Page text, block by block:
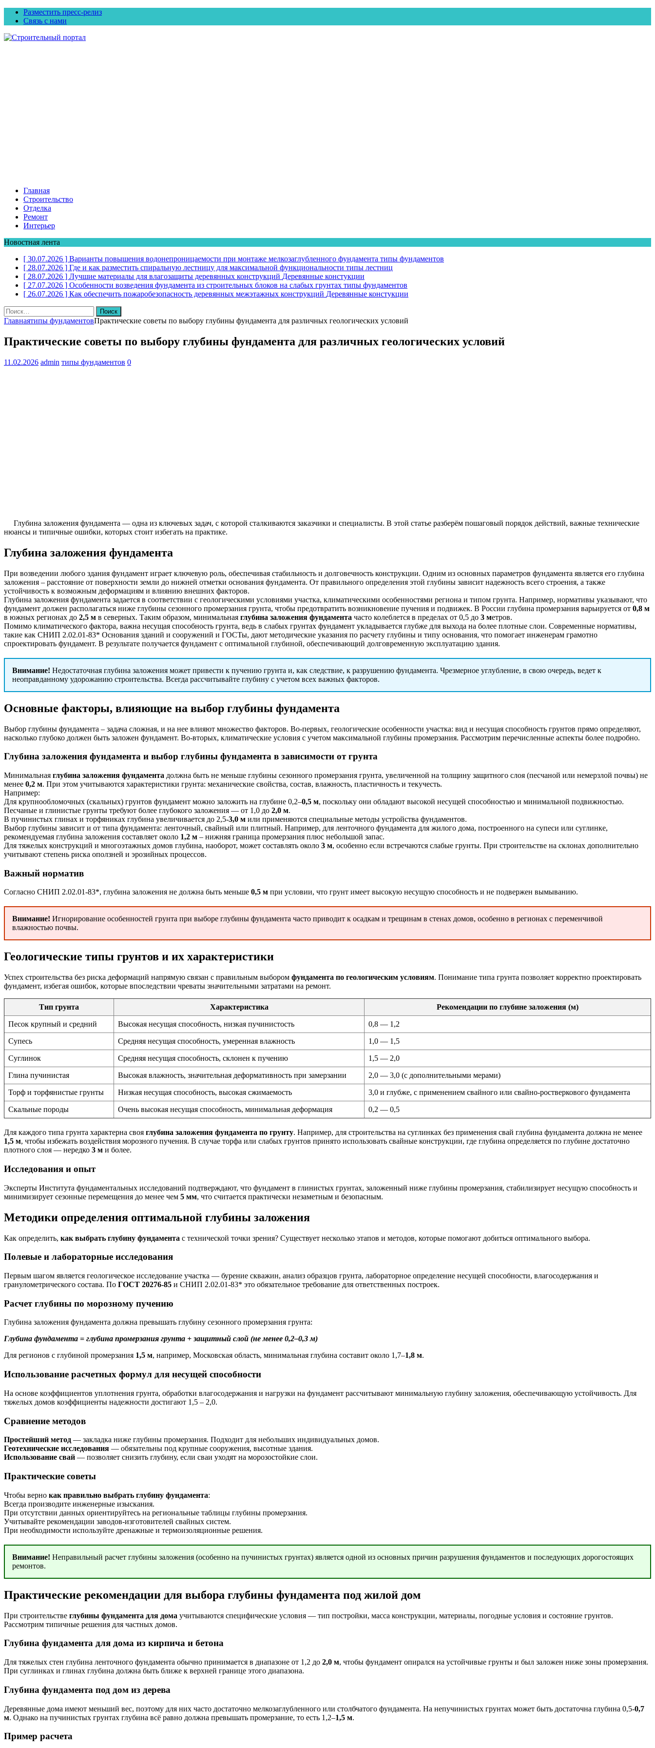
Разместить пресс-релиз
Связь с нами
Главная
Строительство
Отделка
Ремонт
Интерьер
Новостная лента
[ 30.07.2026 ] Варианты повышения водонепроницаемости при монтаже мелкозаглубленного фундамента типы фундаментов
[ 28.07.2026 ] Где и как разместить спиральную лестницу для максимальной функциональности типы лестниц
[ 28.07.2026 ] Лучшие материалы для влагозащиты деревянных конструкций Деревянные констукции
[ 27.07.2026 ] Особенности возведения фундамента из строительных блоков на слабых грунтах типы фундаментов
[ 26.07.2026 ] Как обеспечить пожаробезопасность деревянных межэтажных конструкций Деревянные констукции
Найти:
Главнаятипы фундаментовПрактические советы по выбору глубины фундамента для различных геологических условий
Практические советы по выбору глубины фундамента для различных геологических условий
11.02.2026 admin типы фундаментов 0
Глубина заложения фундамента — одна из ключевых задач, с которой сталкиваются заказчики и специалисты. В этой статье разберём пошаговый порядок действий, важные технические
нюансы и типичные ошибки, которых стоит избегать на практике.
Глубина заложения фундамента
При возведении любого здания фундамент играет ключевую роль, обеспечивая стабильность и долговечность конструкции. Одним из основных параметров фундамента является его глубина
заложения – расстояние от поверхности земли до нижней отметки основания фундамента. От правильного определения этой глубины зависит надежность всего строения, а также
устойчивость к возможным деформациям и влиянию внешних факторов.
Глубина заложения фундамента задается в соответствии с геологическими условиями участка, климатическими особенностями региона и типом грунта. Например, нормативы указывают, что
фундамент должен располагаться ниже глубины сезонного промерзания грунта, чтобы предотвратить возникновение пучения и подвижек. В России глубина промерзания варьируется от 0,8 м
в южных регионах до 2,5 м в северных. Таким образом, минимальная глубина заложения фундамента часто колеблется в пределах от 0,5 до 3 метров.
Помимо климатического фактора, важна несущая способность грунта, ведь в слабых грунтах фундамент укладывается глубже для выхода на более плотные слои. Современные нормативы,
такие как СНИП 2.02.01-83* Основания зданий и сооружений и ГОСТы, дают методические указания по расчету глубины и типу основания, что помогает инженерам грамотно
спроектировать фундамент. В результате получается фундамент с оптимальной глубиной, обеспечивающий долговременную эксплуатацию здания.
Внимание! Недостаточная глубина заложения может привести к пучению грунта и, как следствие, к разрушению фундамента. Чрезмерное углубление, в свою очередь, ведет к
неоправданному удорожанию строительства. Всегда рассчитывайте глубину с учетом всех важных факторов.
Основные факторы, влияющие на выбор глубины фундамента
Выбор глубины фундамента – задача сложная, и на нее влияют множество факторов. Во-первых, геологические особенности участка: вид и несущая способность грунтов прямо определяют,
насколько глубоко должен быть заложен фундамент. Во-вторых, климатические условия с учетом максимальной глубины промерзания. Рассмотрим перечисленные аспекты более подробно.
Глубина заложения фундамента и выбор глубины фундамента в зависимости от грунта
Минимальная глубина заложения фундамента должна быть не меньше глубины сезонного промерзания грунта, увеличенной на толщину защитного слоя (песчаной или немерзлой почвы) не
менее 0,2 м. При этом учитываются характеристики грунта: механические свойства, состав, влажность, пластичность и текучесть.
Например:
Для крупнообломочных (скальных) грунтов фундамент можно заложить на глубине 0,2–0,5 м, поскольку они обладают высокой несущей способностью и минимальной подвижностью.
Песчаные и глинистые грунты требуют более глубокого заложения — от 1,0 до 2,0 м.
В пучинистых глинах и торфяниках глубина увеличивается до 2,5-3,0 м или применяются специальные методы устройства фундаментов.
Выбор глубины зависит и от типа фундамента: ленточный, свайный или плитный. Например, для ленточного фундамента для жилого дома, построенного на супеси или суглинке,
рекомендуемая глубина заложения составляет около 1,2 м – нижняя граница промерзания плюс небольшой запас.
Для тяжелых конструкций и многоэтажных домов глубина, наоборот, может составлять около 3 м, особенно если встречаются слабые грунты. При строительстве на склонах дополнительно
учитывают степень риска оползней и эрозийных процессов.
Важный норматив
Согласно СНИП 2.02.01-83*, глубина заложения не должна быть меньше 0,5 м при условии, что грунт имеет высокую несущую способность и не подвержен вымыванию.
Внимание! Игнорирование особенностей грунта при выборе глубины фундамента часто приводит к осадкам и трещинам в стенах домов, особенно в регионах с переменчивой
влажностью почвы.
Геологические типы грунтов и их характеристики
Успех строительства без риска деформаций напрямую связан с правильным выбором фундамента по геологическим условиям. Понимание типа грунта позволяет корректно проектировать
фундамент, избегая ошибок, которые впоследствии чреваты значительными затратами на ремонт.
Тип грунта Характеристика Рекомендации по глубине заложения (м)
Песок крупный и средний Высокая несущая способность, низкая пучинистость 0,8 — 1,2
Супесь Средняя несущая способность, умеренная влажность 1,0 — 1,5
Суглинок Средняя несущая способность, склонен к пучению 1,5 — 2,0
Глина пучинистая Высокая влажность, значительная деформативность при замерзании 2,0 — 3,0 (с дополнительными мерами)
Торф и торфянистые грунты Низкая несущая способность, высокая сжимаемость 3,0 и глубже, с применением свайного или свайно-ростверкового фундамента
Скальные породы Очень высокая несущая способность, минимальная деформация 0,2 — 0,5
Для каждого типа грунта характерна своя глубина заложения фундамента по грунту. Например, для строительства на суглинках без применения свай глубина фундамента должна не менее
1,5 м, чтобы избежать воздействия морозного пучения. В случае торфа или слабых грунтов принято использовать свайные конструкции, где глубина определяется по глубине достаточно
плотного слоя — нередко 3 м и более.
Исследования и опыт
Эксперты Института фундаментальных исследований подтверждают, что фундамент в глинистых грунтах, заложенный ниже глубины промерзания, стабилизирует несущую способность и
минимизирует сезонные перемещения до менее чем 5 мм, что считается практически незаметным и безопасным.
Методики определения оптимальной глубины заложения
Как определить, как выбрать глубину фундамента с технической точки зрения? Существует несколько этапов и методов, которые помогают добиться оптимального выбора.
Полевые и лабораторные исследования
Первым шагом является геологическое исследование участка — бурение скважин, анализ образцов грунта, лабораторное определение несущей способности, влагосодержания и
гранулометрического состава. По ГОСТ 20276-85 и СНИП 2.02.01-83* это обязательное требование для ответственных построек.
Расчет глубины по морозному пучению
Глубина заложения фундамента должна превышать глубину сезонного промерзания грунта:
Глубина фундамента = глубина промерзания грунта + защитный слой (не менее 0,2–0,3 м)
Для регионов с глубиной промерзания 1,5 м, например, Московская область, минимальная глубина составит около 1,7–1,8 м.
Использование расчетных формул для несущей способности
На основе коэффициентов уплотнения грунта, обработки влагосодержания и нагрузки на фундамент рассчитывают минимальную глубину заложения, обеспечивающую устойчивость. Для
тяжелых домов коэффициенты надежности достигают 1,5 – 2,0.
Сравнение методов
Простейший метод — закладка ниже глубины промерзания. Подходит для небольших индивидуальных домов.
Геотехнические исследования — обязательны под крупные сооружения, высотные здания.
Использование свай — позволяет снизить глубину, если сваи уходят на морозостойкие слои.
Практические советы
Чтобы верно как правильно выбрать глубину фундамента:
Всегда производите инженерные изыскания.
При отсутствии данных ориентируйтесь на региональные таблицы глубины промерзания.
Учитывайте рекомендации заводов-изготовителей свайных систем.
При необходимости используйте дренажные и термоизоляционные решения.
Внимание! Неправильный расчет глубины заложения (особенно на пучинистых грунтах) является одной из основных причин разрушения фундаментов и последующих дорогостоящих
ремонтов.
Практические рекомендации для выбора глубины фундамента под жилой дом
При строительстве глубины фундамента для дома учитываются специфические условия — тип постройки, масса конструкции, материалы, погодные условия и состояние грунтов.
Рассмотрим типичные решения для частных домов.
Глубина фундамента для дома из кирпича и бетона
Для тяжелых стен глубина ленточного фундамента обычно принимается в диапазоне от 1,2 до 2,0 м, чтобы фундамент опирался на устойчивые грунты и был заложен ниже зоны промерзания.
При суглинках и глинах глубина должна быть ближе к верхней границе этого диапазона.
Глубина фундамента под дом из дерева
Деревянные дома имеют меньший вес, поэтому для них часто достаточно мелкозаглубленного или столбчатого фундамента. На непучинистых грунтах может быть достаточна глубина 0,5-0,7
м. Однако на пучинистых грунтах глубина всё равно должна превышать промерзание, то есть 1,2–1,5 м.
Пример расчета